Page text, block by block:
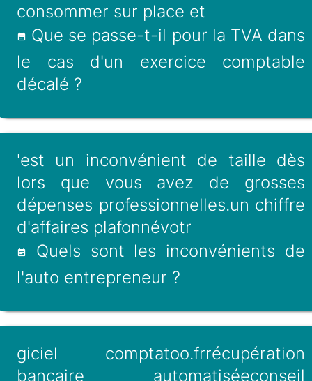
consommer sur place et
Que se passe-t-il pour la TVA dans
le cas d'un exercice comptable
décalé ?
'est un inconvénient de taille dès
lors que vous avez de grosses
dépenses professionnelles.un chiffre
d'affaires plafonnévotr
Quels sont les inconvénients de
l'auto entrepreneur ?
giciel comptatoo.frrécupération
bancaire automatiséeconseil